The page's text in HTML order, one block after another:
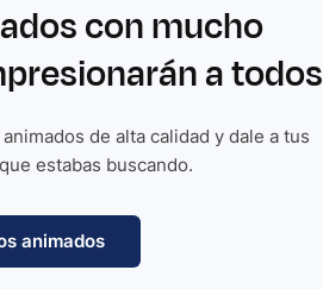
con mucho
a todos
de alta calidad y dale a tus
estabas buscando.
animados